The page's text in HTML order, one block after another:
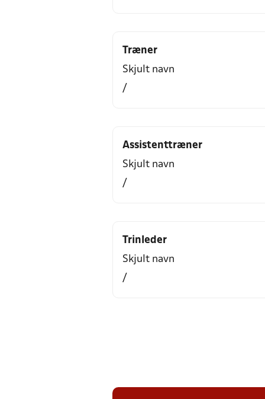
Træner
Skjult navn
/
Assistenttræner
Skjult navn
/
Trinleder
Skjult navn
/